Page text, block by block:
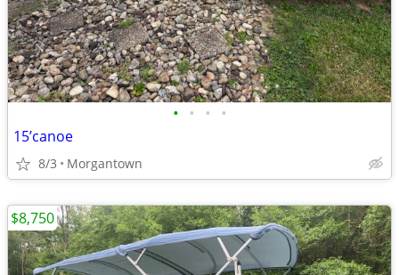
• • • •
15’canoe
8/3 Morgantown
$8,750